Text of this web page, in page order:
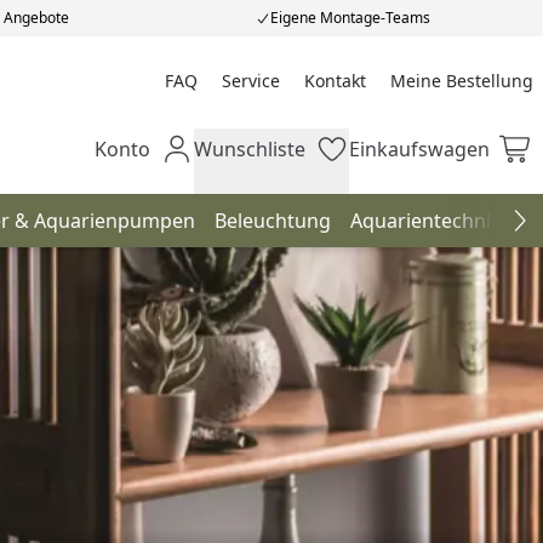
Eigene Montage-Teams
FAQ Service Kontakt Meine Bestellung
Meine Bestellung
Mein Konto
Konto Wunschliste
Wunschliste Einkaufswagen
Einkaufswagen
& Aquarienpumpen Beleuchtung Aquarientechnik